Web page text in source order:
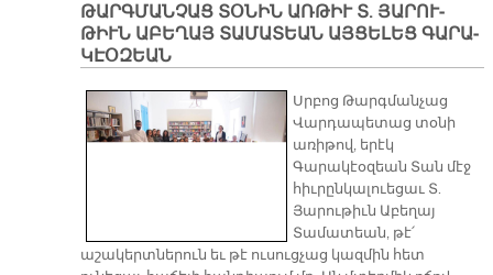
ԹԱՐԳ­ՄԱՆ­ՉԱՑ ՏՕ­ՆԻՆ ԱՌ­ԹԻՒ Տ. ՅԱ­ՐՈՒ­
ԹԻՒՆ ԱԲԵՂԱՅ ՏԱ­ՄԱ­ՏԵԱՆ ԱՅ­ՑԵ­ԼԵՑ ԳԱ­ՐԱ­
ԿԷՕ­ԶԵԱՆ
Սրբոց Թարգմանչաց
Վարդապետաց տօնի
առիթով, երէկ
Գարակէօզեան Տան մէջ
հիւրընկալուեցաւ Տ.
Յարութիւն Աբեղայ
Տամատեան, թէ՛
աշակերտներուն եւ թէ ուսուցչաց կազմին հետ